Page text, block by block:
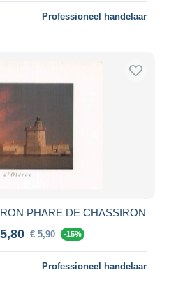
Professioneel handelaar
PHARE DE CHASSIRON
€ 5,90 -15%
Professioneel handelaar